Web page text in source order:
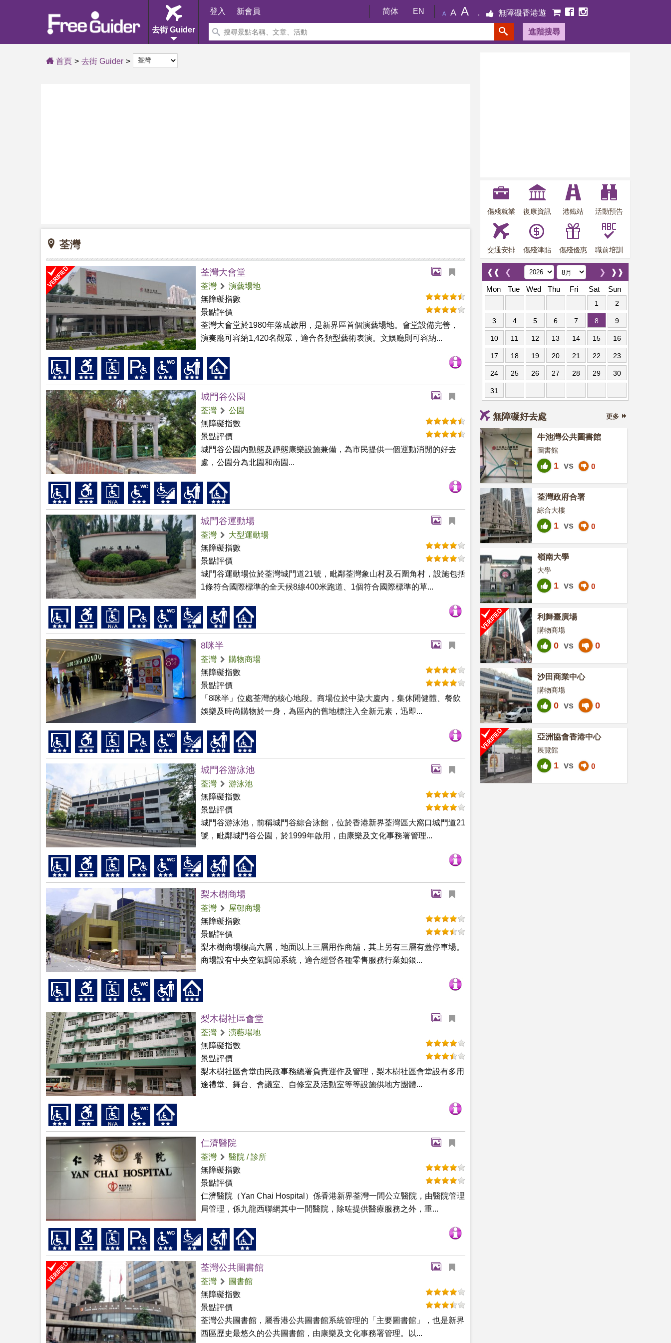
去街 Guider
登入 新會員 简体 EN A A A 無障礙香港遊
進階搜尋
首頁 去街 Guider
荃灣
荃灣大會堂
荃灣
演藝場地
無障礙指數
景點評價
荃灣大會堂於1980年落成啟用，是新界區首個演藝場地。會堂設備完善，
演奏廳可容納1,420名觀眾，適合各類型藝術表演。文娛廳則可容納...
城門谷公園
荃灣
公園
無障礙指數
景點評價
城門谷公園內動態及靜態康樂設施兼備，為市民提供一個運動消閒的好去
處，公園分為北園和南園...
城門谷運動場
荃灣
大型運動場
無障礙指數
景點評價
城門谷運動場位於荃灣城門道21號，毗鄰荃灣象山村及石圍角村，設施包括
1條符合國際標準的全天候8線400米跑道、1個符合國際標準的草...
8咪半
荃灣
購物商場
無障礙指數
景點評價
「8咪半」位處荃灣的核心地段。商場位於中染大廈內，集休閒健體、餐飲
娛樂及時尚購物於一身，為區內的舊地標注入全新元素，迅即...
城門谷游泳池
荃灣
游泳池
無障礙指數
景點評價
城門谷游泳池，前稱城門谷綜合泳館，位於香港新界荃灣區大窩口城門道21
號，毗鄰城門谷公園，於1999年啟用，由康樂及文化事務署管理...
梨木樹商場
荃灣
屋邨商場
無障礙指數
景點評價
梨木樹商場樓高六層，地面以上三層用作商舖，其上另有三層有蓋停車場。
商場設有中央空氣調節系統，適合經營各種零售服務行業如銀...
梨木樹社區會堂
荃灣
演藝場地
無障礙指數
景點評價
梨木樹社區會堂由民政事務總署負責運作及管理，梨木樹社區會堂設有多用
途禮堂、舞台、會議室、自修室及活動室等等設施供地方團體...
仁濟醫院
荃灣
醫院 / 診所
無障礙指數
景點評價
仁濟醫院（Yan Chai Hospital）係香港新界荃灣一間公立醫院，由醫院管理
局管理，係九龍西聯網其中一間醫院，除咗提供醫療服務之外，重...
荃灣公共圖書館
荃灣
圖書館
無障礙指數
景點評價
荃灣公共圖書館，屬香港公共圖書館系統管理的「主要圖書館」，也是新界
西區歷史最悠久的公共圖書館，由康樂及文化事務署管理。以...
傷殘就業 復康資訊 港鐵站 活動預告
交通安排 傷殘津貼 傷殘優惠 職前培訓
❰❰ ❮ ❱❱
❯
Mon
Tue Wed Thu Fri Sat Sun
1 2
3 4 5 6 7 8 9
10 11 12 13 14 15 16
17 18 19 20 21 22 23
24 25 26 27 28 29 30
31
無障礙好去處 更多
牛池灣公共圖書館
圖書館
1 vs 0
荃灣政府合署
綜合大樓
1 vs 0
嶺南大學
大學
1 vs 0
利舞臺廣場
購物商場
0 vs 0
沙田商業中心
購物商場
0 vs 0
亞洲協會香港中心
展覽館
1 vs 0